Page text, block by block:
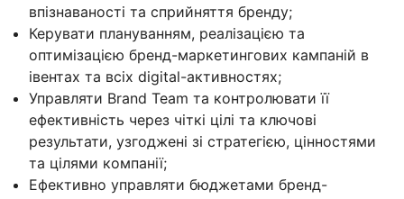
впізнаваності та сприйняття бренду;
Керувати плануванням, реалізацією та
оптимізацією бренд-маркетингових кампаній в
івентах та всіх digital-активностях;
Управляти Brand Team та контролювати її
ефективність через чіткі цілі та ключові
результати, узгоджені зі стратегією, цінностями
та цілями компанії;
Ефективно управляти бюджетами бренд-